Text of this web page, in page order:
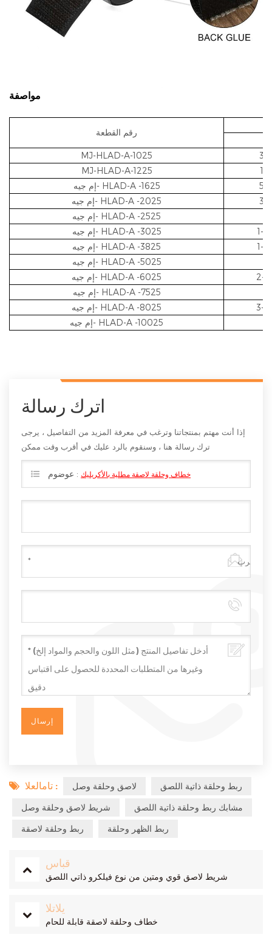
مواصفة
رقم القطعة
MJ-HLAD-A-1025
MJ-HLAD-A-1225
إم جيه- HLAD-A -1625
إم جيه- HLAD-A -2025
إم جيه- HLAD-A -2525
إم جيه- HLAD-A -3025
إم جيه- HLAD-A -3825
إم جيه- HLAD-A -5025
إم جيه- HLAD-A -6025
إم جيه- HLAD-A -7525
إم جيه- HLAD-A -8025
إم جيه- HLAD-A -10025
اترك رسالة
إذا أنت مهتم بمنتجاتنا وترغب في معرفة المزيد من التفاصيل ، يرجى
ترك رسالة هنا ، وسنقوم بالرد عليك في أقرب وقت ممكن
عوضوم : خطاف وحلقة لاصقة مطلية بالأكريليك
تامالعلا : لاصق وحلقة وصل ربط وحلقة ذاتية اللصق
شريط لاصق وحلقة وصل مشابك ربط وحلقة ذاتية اللصق
ربط وحلقة لاصقة ربط الظهر وحلقة
قباس
شريط لاصق قوي ومتين من نوع فيلكرو ذاتي اللصق
يلاتلا
خطاف وحلقة لاصقة قابلة للحام